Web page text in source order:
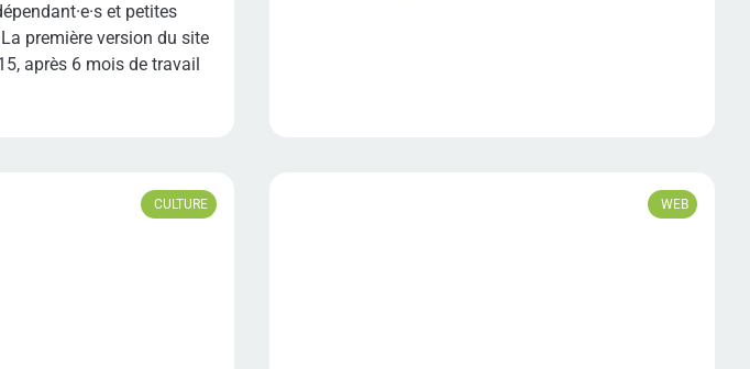
et petites
première version du site
après 6 mois de travail
CULTURE WEB